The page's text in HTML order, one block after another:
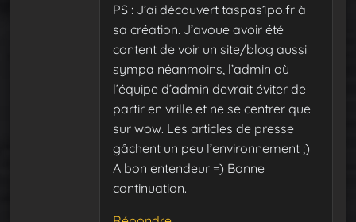
PS : J’ai découvert taspas1po.fr à
sa création. J’avoue avoir été
content de voir un site/blog aussi
sympa néanmoins, l’admin où
l’équipe d’admin devrait éviter de
partir en vrille et ne se centrer que
sur wow. Les articles de presse
gâchent un peu l’environnement ;)
A bon entendeur =) Bonne
continuation.